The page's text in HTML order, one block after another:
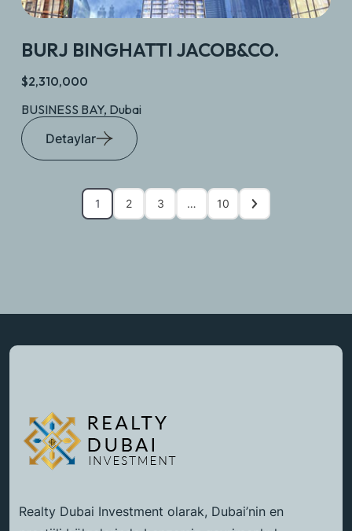
BURJ BINGHATTI JACOB&CO.
$2,310,000
BUSINESS BAY, Dubai
Detaylar
1 2 3 … 10
Realty Dubai Investment olarak, Dubai’nin en